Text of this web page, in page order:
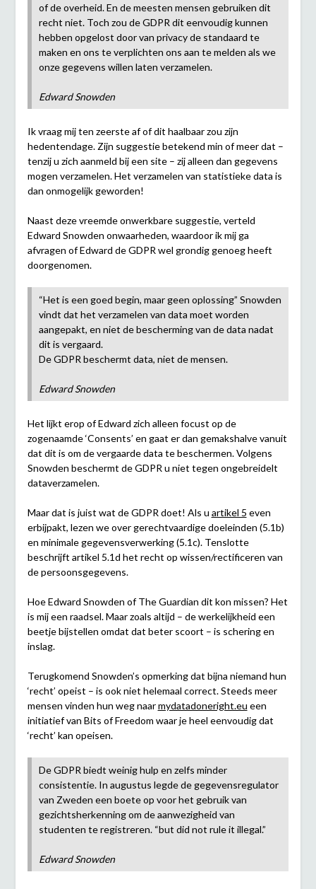
of de overheid. En de meesten mensen gebruiken dit
recht niet. Toch zou de GDPR dit eenvoudig kunnen
hebben opgelost door van privacy de standaard te
maken en ons te verplichten ons aan te melden als we
onze gegevens willen laten verzamelen.
Edward Snowden
Ik vraag mij ten zeerste af of dit haalbaar zou zijn
hedentendage. Zijn suggestie betekend min of meer dat –
tenzij u zich aanmeld bij een site – zij alleen dan gegevens
mogen verzamelen. Het verzamelen van statistieke data is
dan onmogelijk geworden!
Naast deze vreemde onwerkbare suggestie, verteld
Edward Snowden onwaarheden, waardoor ik mij ga
afvragen of Edward de GDPR wel grondig genoeg heeft
doorgenomen.
“Het is een goed begin, maar geen oplossing” Snowden
vindt dat het verzamelen van data moet worden
aangepakt, en niet de bescherming van de data nadat
dit is vergaard.
De GDPR beschermt data, niet de mensen.
Edward Snowden
Het lijkt erop of Edward zich alleen focust op de
zogenaamde ‘Consents’ en gaat er dan gemakshalve vanuit
dat dit is om de vergaarde data te beschermen. Volgens
Snowden beschermt de GDPR u niet tegen ongebreidelt
dataverzamelen.
Maar dat is juist wat de GDPR doet! Als u artikel 5 even
erbijpakt, lezen we over gerechtvaardige doeleinden (5.1b)
en minimale gegevensverwerking (5.1c). Tenslotte
beschrijft artikel 5.1d het recht op wissen/rectificeren van
de persoonsgegevens.
Hoe Edward Snowden of The Guardian dit kon missen? Het
is mij een raadsel. Maar zoals altijd – de werkelijkheid een
beetje bijstellen omdat dat beter scoort – is schering en
inslag.
Terugkomend Snowden’s opmerking dat bijna niemand hun
‘recht’ opeist – is ook niet helemaal correct. Steeds meer
mensen vinden hun weg naarmydatadoneright.eu een
initiatief van Bits of Freedom waar je heel eenvoudig dat
‘recht’ kan opeisen.
De GDPR biedt weinig hulp en zelfs minder
consistentie. In augustus legde de gegevensregulator
van Zweden een boete op voor het gebruik van
gezichtsherkenning om de aanwezigheid van
studenten te registreren. “but did not rule it illegal.”
Edward Snowden